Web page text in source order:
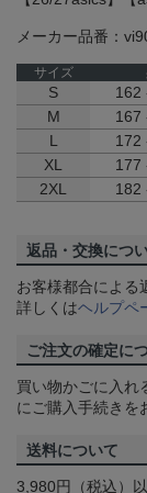
メーカー品番：
サイズ
S 162
M
167
L
172
XL
177
2XL
182
返品・交換につ
お客様都合による
詳しくはヘルプペ
ご注文の確定に
買い物かごに入れ
にご購入手続きを
送料について
3,980円（税込）